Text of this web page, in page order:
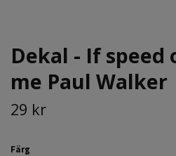
Dekal - If speed
me Paul Walker
29 kr
Färg